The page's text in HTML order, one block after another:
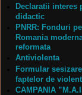
Declaratii interes
didactic
PNRR: Fonduri
Romania
reformata
Antiviolenta
Formular
faptelor de
CAMPANIA